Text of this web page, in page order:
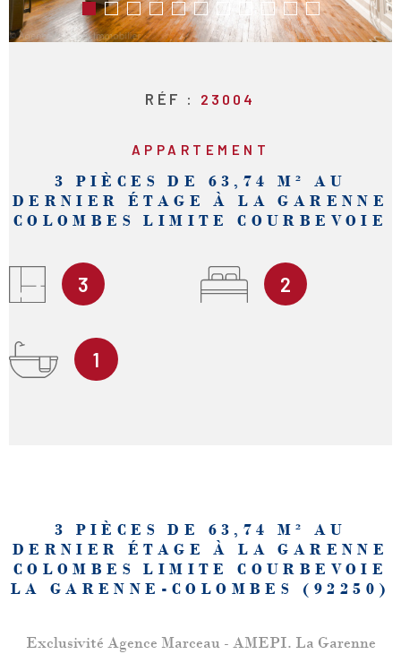
RÉF : 23004
APPARTEMENT
3 PIÈCES DE 63,74 M² AU
DERNIER ÉTAGE À LA GARENNE
COLOMBES LIMITE COURBEVOIE
3 2
1
3 PIÈCES DE 63,74 M² AU
DERNIER ÉTAGE À LA GARENNE
COLOMBES LIMITE COURBEVOIE
LA GARENNE-COLOMBES (92250)
Exclusivité Agence Marceau - AMEPI. La Garenne